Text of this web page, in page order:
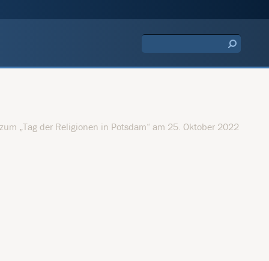
„Tag der Religionen in Potsdam“ am 25. Oktober 2022